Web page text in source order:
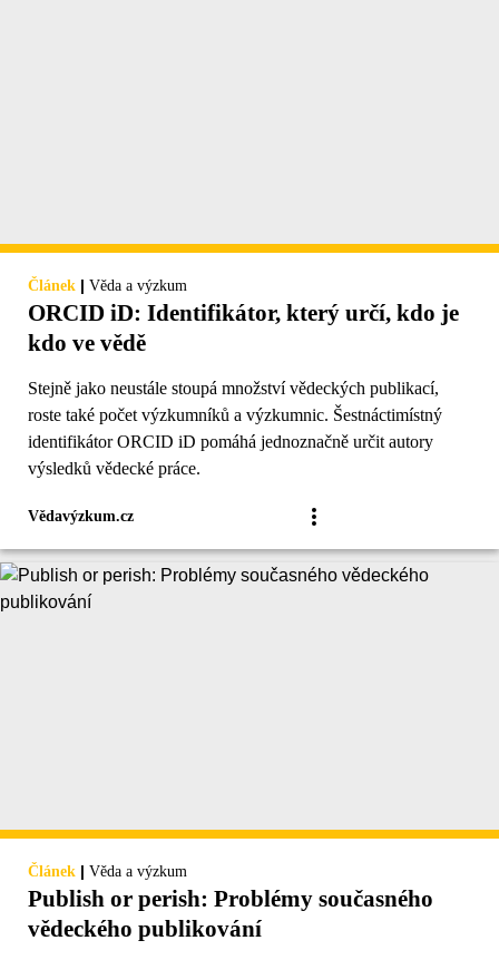
Článek | Věda a výzkum
ORCID iD: Identifikátor, který určí, kdo je
kdo ve vědě
Stejně jako neustále stoupá množství vědeckých publikací,
roste také počet výzkumníků a výzkumnic. Šestnáctimístný
identifikátor ORCID iD pomáhá jednoznačně určit autory
výsledků vědecké práce.
Vědavýzkum.cz
Článek | Věda a výzkum
Publish or perish: Problémy současného
vědeckého publikování